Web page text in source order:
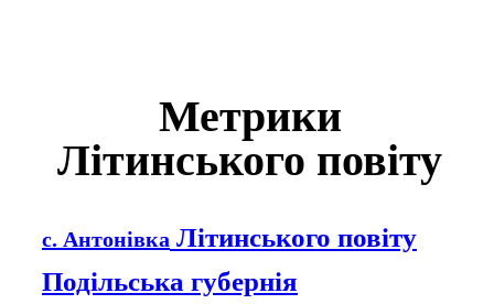
Метрики
Літинського повіту
с. Антонівка Літинського повіту
Подільська губернія